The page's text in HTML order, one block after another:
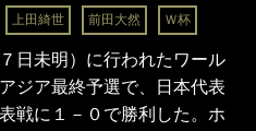
上田綺世 前田大然 Ｗ杯
日未明）に行われたワール
ジア最終予選で、日本代表
戦に１－０で勝利した。ホ